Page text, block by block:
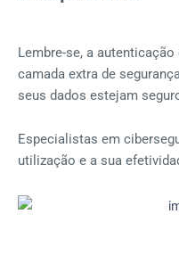
Lembre-se, a
camada extra de
seus dados estejam
Especialistas em
utilização e a sua